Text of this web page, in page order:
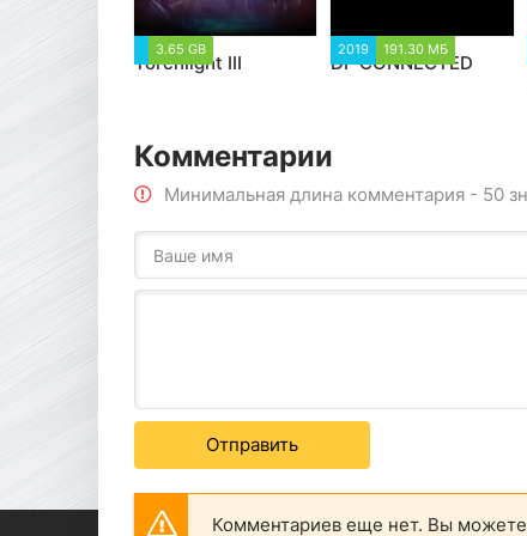
3.65 GB
Torchlight III
2019 191.30 МБ
DF CONNECTED
Комментарии
Минимальная длина комментария - 50
Отправить
Комментариев еще нет. Вы